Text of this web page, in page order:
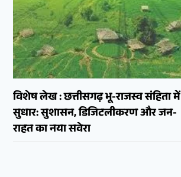
विशेष लेख : छत्तीसगढ़ भू-राजस्व संहिता में
सुधार: सुशासन, डिजिटलीकरण और जन-
राहत का नया सवेरा